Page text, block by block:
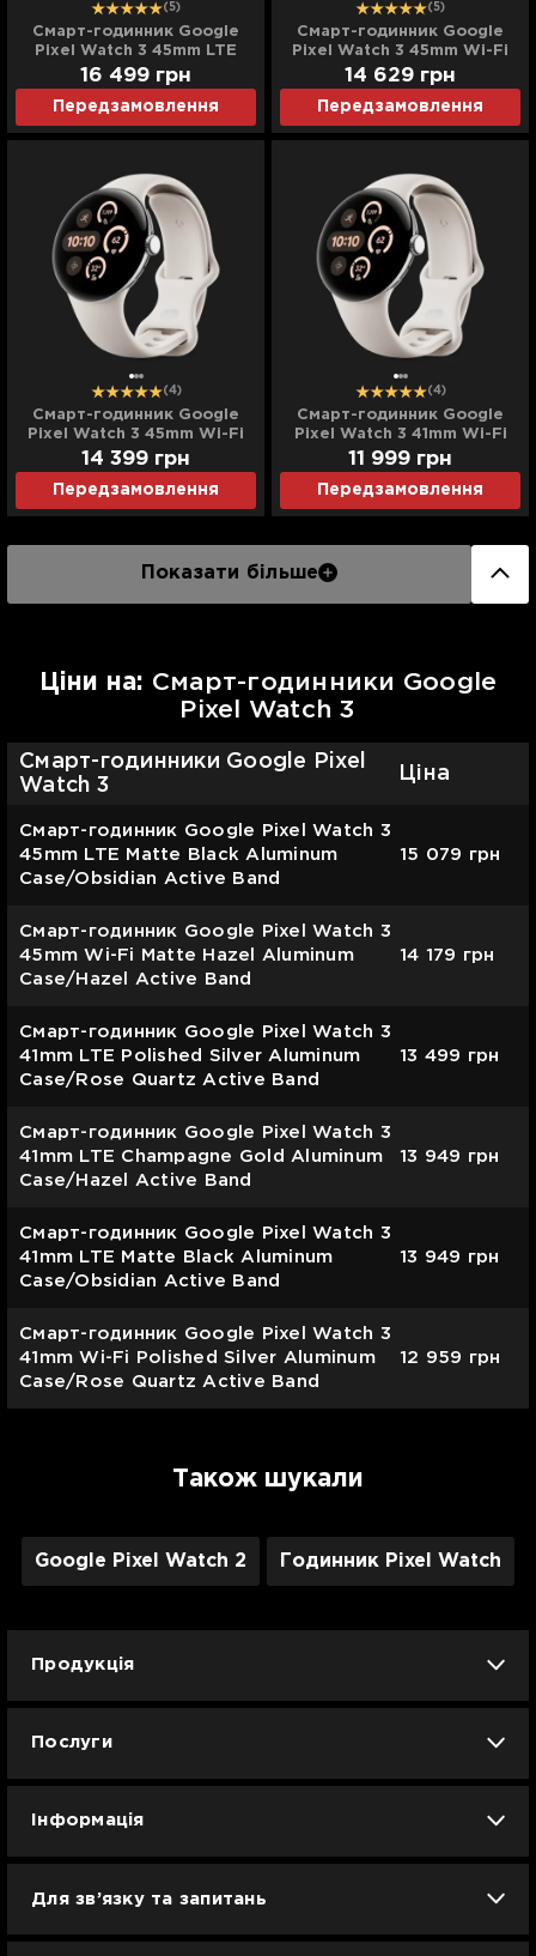
(5)
Cмарт-годинник Google
Pixel Watch 3 45mm LTE
Polished Silver Aluminum
Case/Porcelain Active Band
Передзамовлення
16 499 грн
(5)
Cмарт-годинник Google
Pixel Watch 3 45mm Wi-Fi
Matte Black Aluminum
Case/Obsidian Active Band
Передзамовлення
14 629 грн
(4)
Cмарт-годинник Google
Pixel Watch 3 45mm Wi-Fi
Polished Silver Aluminum
Case/Porcelain Active Band
Передзамовлення
14 399 грн
(4)
Cмарт-годинник Google
Pixel Watch 3 41mm Wi-Fi
Polished Silver Aluminum
Case/Porcelain Active Band
Передзамовлення
11 999 грн
Показати більше
Цiни на: Смарт-годинники Google
Pixel Watch 3
Смарт-годинники Google Pixel
Watch 3
Ціна
Cмарт-годинник Google Pixel Watch 3
45mm LTE Matte Black Aluminum
Case/Obsidian Active Band
15 079 грн
Cмарт-годинник Google Pixel Watch 3
45mm Wi-Fi Matte Hazel Aluminum
Case/Hazel Active Band
14 179 грн
Cмарт-годинник Google Pixel Watch 3
41mm LTE Polished Silver Aluminum
Case/Rose Quartz Active Band
13 499 грн
Cмарт-годинник Google Pixel Watch 3
41mm LTE Champagne Gold Aluminum
Case/Hazel Active Band
13 949 грн
Cмарт-годинник Google Pixel Watch 3
41mm LTE Matte Black Aluminum
Case/Obsidian Active Band
13 949 грн
Cмарт-годинник Google Pixel Watch 3
41mm Wi-Fi Polished Silver Aluminum
Case/Rose Quartz Active Band
12 959 грн
Також шукали
Google Pixel Watch 2 Годинник Pixel Watch
Продукція
Apple б/у
Смартфони Смарт-годинники
Послуги
Інформація
Для зв’язку та запитань